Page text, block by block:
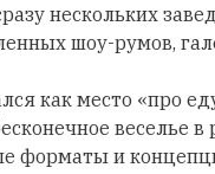
нескольких
шоу-румов,
как место «про
веселье
форматы и